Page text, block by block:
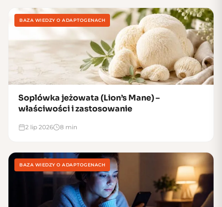
BAZA WIEDZY O ADAPTOGENACH
Soplówka jeżowata (Lion’s Mane) –
właściwości i zastosowanie
2 lip 2026 8 min
BAZA WIEDZY O ADAPTOGENACH